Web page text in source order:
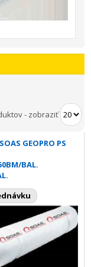
- zobraziť
GEOPRO PS
BAL.